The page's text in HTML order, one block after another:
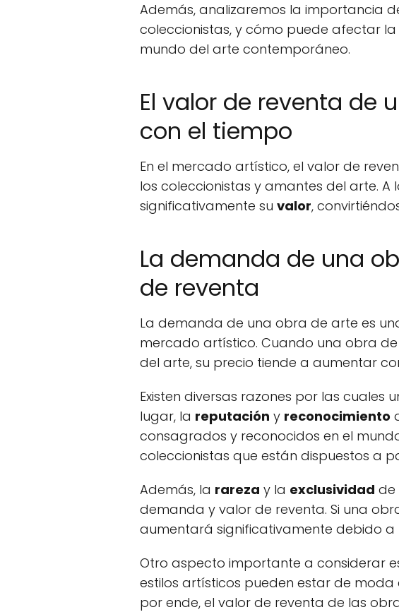
Además, analizaremos la importancia
coleccionistas, y cómo puede afectar
mundo del arte contemporáneo.
El valor de reventa de
con el tiempo
En el mercado artístico, el valor de
los coleccionistas y amantes del arte.
significativamente su valor,
La demanda de una
de reventa
La demanda de una obra de arte es
mercado artístico. Cuando una obra
del arte, su precio tiende a aumentar
Existen diversas razones por las
lugar, la reputación y reconocimiento
consagrados y reconocidos en el
coleccionistas que están dispuestos a
Además, la rareza y la exclusividad de
demanda y valor de reventa. Si una
aumentará significativamente debido
Otro aspecto importante a considerar
estilos artísticos pueden estar de
por ende, el valor de reventa de las